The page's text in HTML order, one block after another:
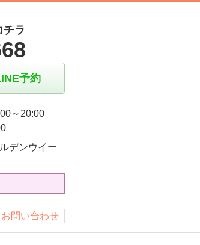
チラ
予約
～20:00
デンウイー
問い合わせ